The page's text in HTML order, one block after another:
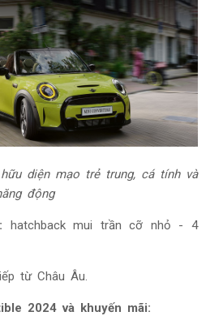
diện mạo trẻ trung, cá tính và
động
hatchback mui trần cỡ nhỏ - 4
từ Châu Âu.
2024 và khuyến mãi: